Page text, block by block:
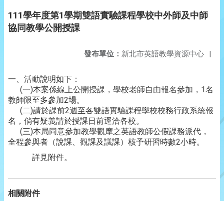
111學年度第1學期雙語實驗課程學校中外師及中師
協同教學公開授課
發布單位： 新北市英語教學資源中心 |
一、活動說明如下：
(一)本案係線上公開授課，學校老師自由報名參加，1名
教師限至多參加2場。
(二)請於課前2週至各雙語實驗課程學校校務行政系統報
名，倘有疑義請於授課日前逕洽各校。
(三)本局同意參加教學觀摩之英語教師公假課務派代，
全程參與者（說課、觀課及議課）核予研習時數2小時。
詳見附件。
相關附件